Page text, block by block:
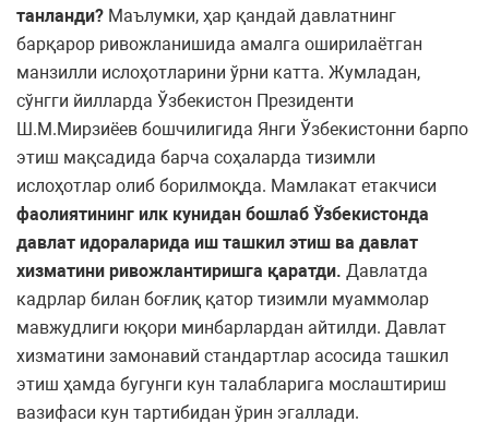
танланди? Маълумки, ҳар қандай давлатнинг
барқарор ривожланишида амалга оширилаётган
манзилли ислоҳотларини ўрни катта. Жумладан,
сўнгги йилларда Ўзбекистон Президенти
Ш.М.Мирзиёев бошчилигида Янги Ўзбекистонни барпо
этиш мақсадида барча соҳаларда тизимли
ислоҳотлар олиб борилмоқда. Мамлакат етакчиси
фаолиятининг илк кунидан бошлаб Ўзбекистонда
давлат идораларида иш ташкил этиш ва давлат
хизматини ривожлантиришга қаратди. Давлатда
кадрлар билан боғлиқ қатор тизимли муаммолар
мавжудлиги юқори минбарлардан айтилди. Давлат
хизматини замонавий стандартлар асосида ташкил
этиш ҳамда бугунги кун талабларига мослаштириш
вазифаси кун тартибидан ўрин эгаллади.